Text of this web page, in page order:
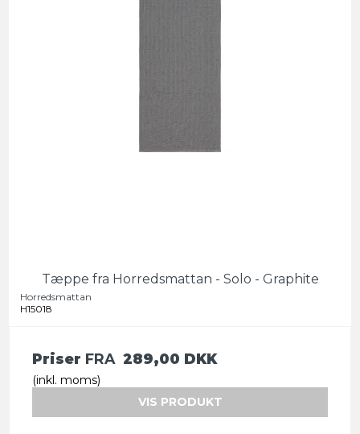
Tæppe fra Horredsmattan - Solo - Graphite
Horredsmattan
H15018
Priser FRA 289,00 DKK
(inkl. moms)
VIS PRODUKT